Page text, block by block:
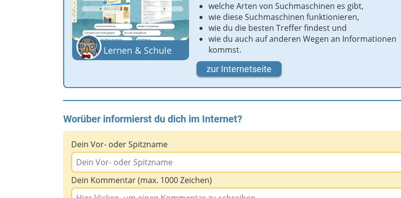
Lernen & Schule
welche Arten von Suchmaschinen es gibt,
wie diese Suchmaschinen funktionieren,
wie du die besten Treffer findest und
wie du auch auf anderen Wegen an Informationen
kommst.
zur Internetseite
Worüber informierst du dich im Internet?
Dein Vor- oder Spitzname
Dein Kommentar (max. 1000 Zeichen)